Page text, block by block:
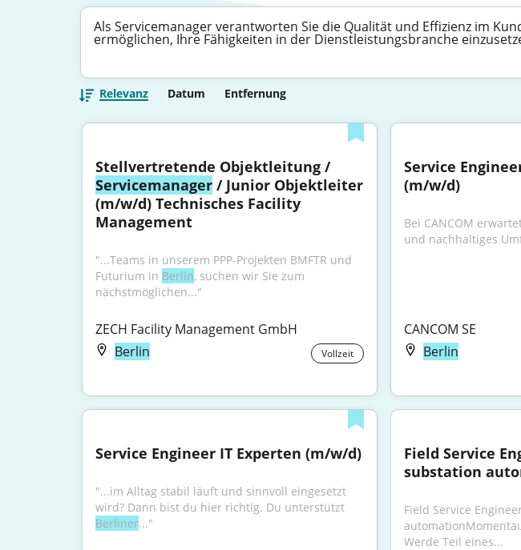
Als Servicemanager verantworten Sie die Qualität und Effizienz im
ermöglichen, Ihre Fähigkeiten in der Dienstleistungsbranche
Relevanz Datum Entfernung
Stellvertretende Objektleitung /
Servicemanager / Junior Objektleiter
(m/w/d) Technisches Facility
Management
"...Teams in unserem PPP-Projekten BMFTR und
Futurium in Berlin, suchen wir Sie zum
nächstmöglichen..."
ZECH Facility Management GmbH
Berlin
Vollzeit
Service
(m/w/d)
Bei CANCOM
und nachhaltiges
CANCOM SE
Berlin
Service Engineer IT Experten (m/w/d)
"...im Alltag stabil läuft und sinnvoll eingesetzt
Berliner..."
Field Service
substation
Field Service
Werde Teil eines...